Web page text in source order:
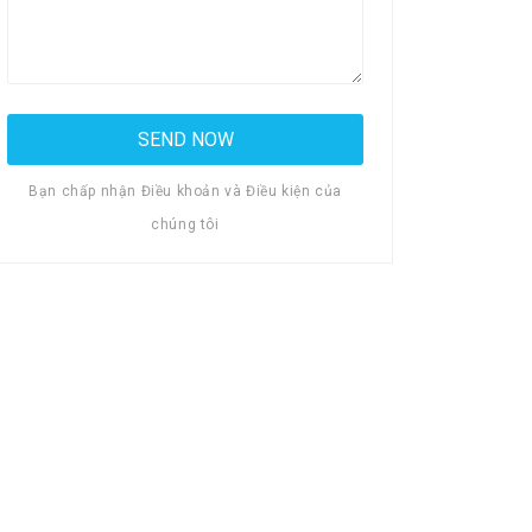
Bạn chấp nhận Điều khoản và Điều kiện của
chúng tôi